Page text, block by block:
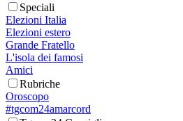
Speciali
Elezioni Italia
Elezioni estero
Grande Fratello
L'isola dei famosi
Amici
Rubriche
Oroscopo
#tgcom24amarcord